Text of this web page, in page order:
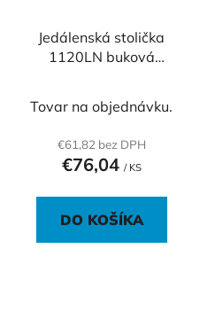
Jedálenská stolička
1120LN buková
Tovar na objednávku.
€61,82 bez DPH
€76,04 / KS
DO KOŠÍKA